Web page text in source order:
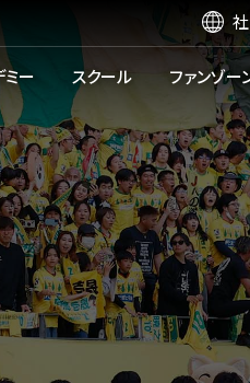
ー スクール ファンゾー